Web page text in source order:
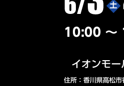
10:00 ～
イオンモー
住所：香川県高松市